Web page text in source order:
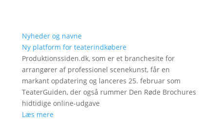
Nyheder og navne
Ny platform for teaterindkøbere
Produktionssiden.dk, som er et branchesite for
arrangører af professionel scenekunst, får en
markant opdatering og lanceres 25. februar som
TeaterGuiden, der også rummer Den Røde Brochures
hidtidige online-udgave
Læs mere